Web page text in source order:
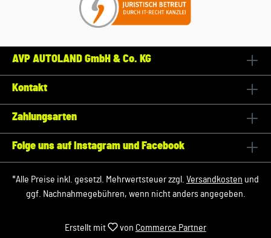
AVP AUTOLAND GmbH & Co. KG
Kontakt
Zahlungsarten
Folge uns auf Instagram und Facebook
*Alle Preise inkl. gesetzl. Mehrwertsteuer zzgl. Versandkosten und
ggf. Nachnahmegebühren, wenn nicht anders angegeben.
Erstellt mit von Commerce Partner